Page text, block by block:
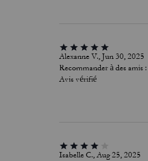
Alexanne V., Jun 30, 2025
Recommander à des amis :
Avis vérifié
Isabelle C., Aug 25, 2025